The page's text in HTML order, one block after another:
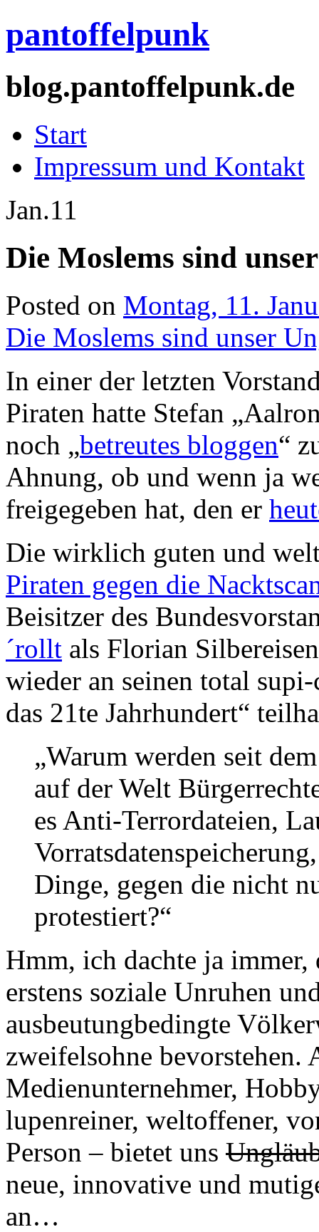
pantoffelpunk
blog.pantoffelpunk.de
Start
Impressum und Kontakt
Jan.11
Die Moslems sind
Posted on Montag, 11.
Die Moslems sind unser
In einer der letzten
Piraten hatte Stefan
noch „betreutes bloggen“
Ahnung, ob und wenn ja
freigegeben hat, den er
Die wirklich guten und
Piraten gegen die
Beisitzer des
´rollt als Florian
wieder an seinen total
das 21te Jahrhundert“
„Warum werden seit
auf der Welt
es Anti-Terrordateien,
Dinge, gegen die nicht
protestiert?“
Hmm, ich dachte ja immer,
erstens soziale Unruhen
ausbeutungbedingte
zweifelsohne bevorstehen.
Medienunternehmer,
lupenreiner, weltoffener,
Person – bietet uns
neue, innovative und
an…